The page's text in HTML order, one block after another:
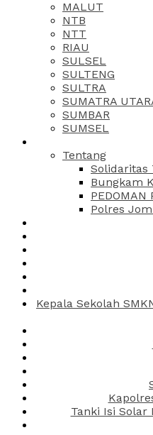
MALUT
NTB
NTT
RIAU
SULSEL
SULTENG
SULTRA
SUMATRA
SUMBAR
SUMSEL
Tentang
Solidaritas
Bungkam
PEDOMAN
Polres
Kepala Sekolah
Tanki Isi Solar